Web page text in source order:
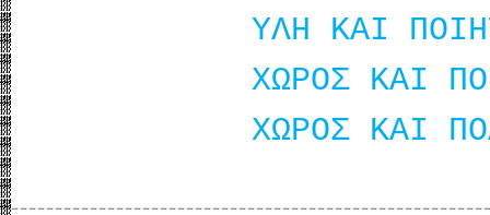
ΥΛΗ ΚΑΙ
ΧΩΡΟΣ ΚΑΙ
ΧΩΡΟΣ ΚΑΙ